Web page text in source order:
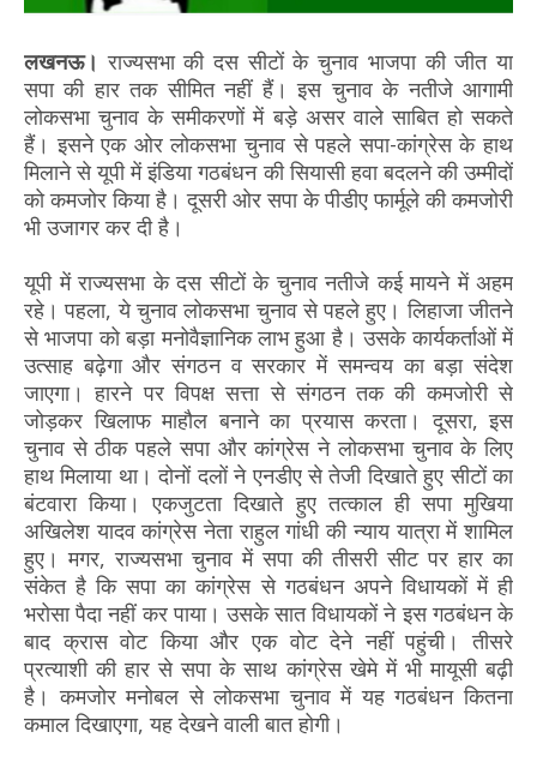
लखनऊ। राज्यसभा की दस सीटों के चुनाव भाजपा की जीत या
सपा की हार तक सीमित नहीं हैं। इस चुनाव के नतीजे आगामी
लोकसभा चुनाव के समीकरणों में बड़े असर वाले साबित हो सकते
हैं। इसने एक ओर लोकसभा चुनाव से पहले सपा-कांग्रेस के हाथ
मिलाने से यूपी में इंडिया गठबंधन की सियासी हवा बदलने की उम्मीदों
को कमजोर किया है। दूसरी ओर सपा के पीडीए फार्मूले की कमजोरी
भी उजागर कर दी है।
यूपी में राज्यसभा के दस सीटों के चुनाव नतीजे कई मायने में अहम
रहे। पहला, ये चुनाव लोकसभा चुनाव से पहले हुए। लिहाजा जीतने
से भाजपा को बड़ा मनोवैज्ञानिक लाभ हुआ है। उसके कार्यकर्ताओं में
उत्साह बढ़ेगा और संगठन व सरकार में समन्वय का बड़ा संदेश
जाएगा। हारने पर विपक्ष सत्ता से संगठन तक की कमजोरी से
जोड़कर खिलाफ माहौल बनाने का प्रयास करता। दूसरा, इस
चुनाव से ठीक पहले सपा और कांग्रेस ने लोकसभा चुनाव के लिए
हाथ मिलाया था। दोनों दलों ने एनडीए से तेजी दिखाते हुए सीटों का
बंटवारा किया। एकजुटता दिखाते हुए तत्काल ही सपा मुखिया
अखिलेश यादव कांग्रेस नेता राहुल गांधी की न्याय यात्रा में शामिल
हुए। मगर, राज्यसभा चुनाव में सपा की तीसरी सीट पर हार का
संकेत है कि सपा का कांग्रेस से गठबंधन अपने विधायकों में ही
भरोसा पैदा नहीं कर पाया। उसके सात विधायकों ने इस गठबंधन के
बाद क्रास वोट किया और एक वोट देने नहीं पहुंची। तीसरे
प्रत्याशी की हार से सपा के साथ कांग्रेस खेमे में भी मायूसी बढ़ी
है। कमजोर मनोबल से लोकसभा चुनाव में यह गठबंधन कितना
कमाल दिखाएगा, यह देखने वाली बात होगी।